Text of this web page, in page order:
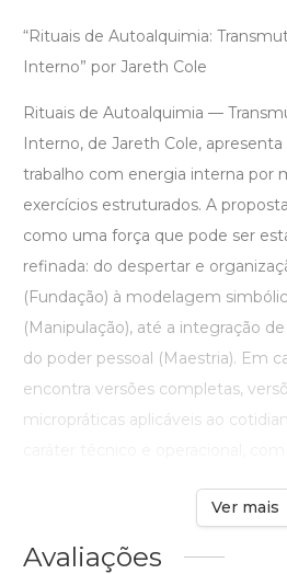
“Rituais de Autoalquimia:
Interno” por Jareth Cole
Rituais de Autoalquimia —
Interno, de Jareth Cole,
trabalho com energia interna por
exercícios estruturados. A
como uma força que pode ser
refinada: do despertar e
(Fundação) à modelagem
(Manipulação), até a integração
do poder pessoal (Maestria). Em
encontra versões completas,
micropráticas aplicáveis ao
Ver mais
Avaliações